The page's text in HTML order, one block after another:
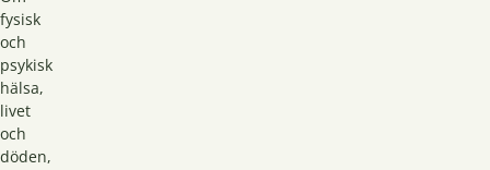
fysisk
och
psykisk
hälsa,
livet
och
döden,